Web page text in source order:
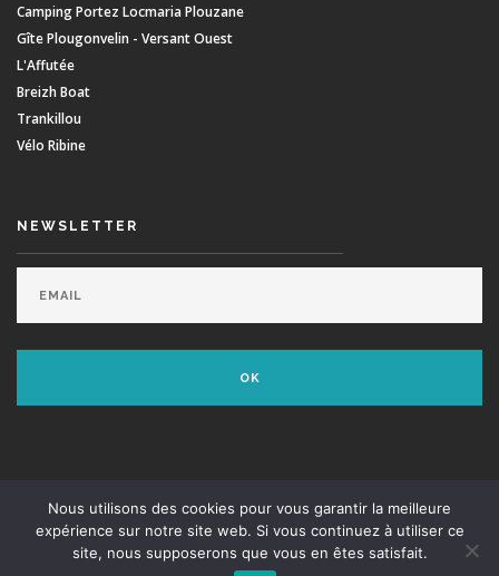
Camping Portez Locmaria Plouzane
Gîte Plougonvelin - Versant Ouest
L'Affutée
Breizh Boat
Trankillou
Vélo Ribine
NEWSLETTER
© Minou Surf School - Dvpt: Agence Swell - Supported by Envie De Surfer
Nous utilisons des cookies pour vous garantir la meilleure
expérience sur notre site web. Si vous continuez à utiliser ce
site, nous supposerons que vous en êtes satisfait.